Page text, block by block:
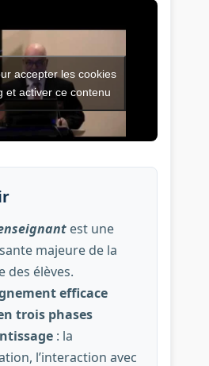
Vidéo de l’intervention :
accepter les cookies
et activer ce contenu
est une
majeure de la
des élèves.
efficace
trois phases
: la
l’interaction avec